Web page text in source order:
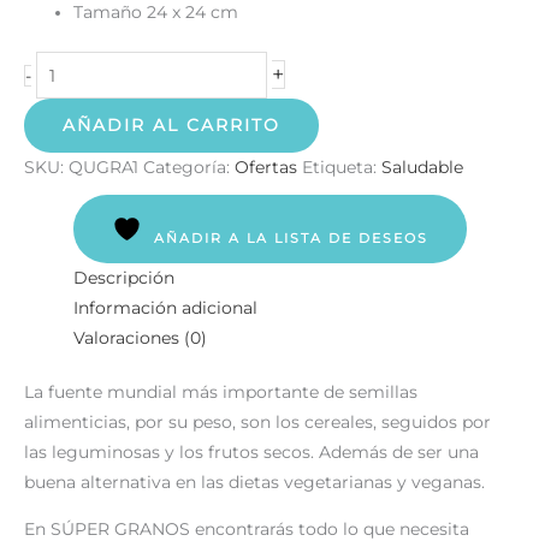
Tamaño 24 x 24 cm
- +
AÑADIR AL CARRITO
SKU: QUGRA1 Categoría: Ofertas Etiqueta: Saludable
AÑADIR A LA LISTA DE DESEOS
Descripción
Información adicional
Valoraciones (0)
La fuente mundial más importante de semillas
alimenticias, por su peso, son los cereales, seguidos por
las leguminosas y los frutos secos. Además de ser una
buena alternativa en las dietas vegetarianas y veganas.
En SÚPER GRANOS encontrarás todo lo que necesita